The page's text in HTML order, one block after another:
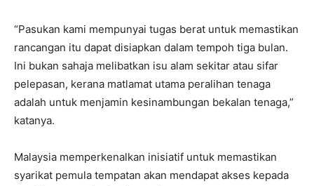
“Pasukan kami mempunyai tugas berat untuk memastikan
rancangan itu dapat disiapkan dalam tempoh tiga bulan.
Ini bukan sahaja melibatkan isu alam sekitar atau sifar
pelepasan, kerana matlamat utama peralihan tenaga
adalah untuk menjamin kesinambungan bekalan tenaga,”
katanya.
Malaysia memperkenalkan inisiatif untuk memastikan
syarikat pemula tempatan akan mendapat akses kepada